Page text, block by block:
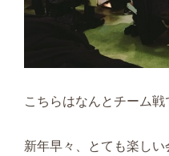
こちらはなんとチーム戦
新年早々、とても楽し